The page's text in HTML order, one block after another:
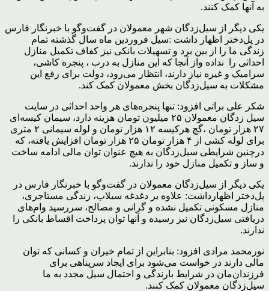
به آنها کمک کنند.
یکی دیگر از سیل‌زدگان شهر معمولان در گفت‌وگو با خبرنگار فارس
در پل‌دختر اظهار داشت :سیل فروردین ماه سال گذشته تمام
زندگی ما را از بین برد و تسهیلات بانکی نیز کفاف تکمیل منازل
احداثی را نداده واز آنجا که این منازل به درب ، پنجره کاشی،
سرامیک و غیره نیاز دارند، انتظار می‌رود، دولت برای رفع این
مشکلات به سیل‌زدگان بخش معمولان کمک کند.
شکر علی براتی افزود: تنها پنجره‌های هر واحد احداثی در سایت
سیل زدگان معمولان ۲۵ میلیون تومان هزینه دارد، سیمان کیسه‌ای
۲۷ هزار تومان ،گچ هرکیسه ۱۲ هزار تومان و لوله سیمانی ۲ متری
برای لوله کشی از ۴ هزار تومان ۲۵ هزار تومان افزایش یافته، که
درچنین شرایطی سیل‌زدگان به هیچ عنوان توان مالی ادامه ساخت
و ساز و تکمیل منازل خود را ندارند.
یکی دیگر از سیل‌زدگان معمولان در گفت‌وگو با خبرنگار فارس در
پل‌دختر اظهارداشت: علاوه بر دغدغه سیلاب، زندگی مستاجری،
منازل مسکونی تکمیل نشده و گرانی و مصالح، سررسید وام‌های
دریافتی سیل‌زدگان نیز رسیده و آنها توان پرداخت اقساط بانکی را
ندارند.
نورمحمد مرادی افزود: بنابراین از تمام خیران و کسانی که توان
مالی دارند در خواست می‌شود برای ایجاد سرپناهی برای
فرزندان‌مان در شرایط بارندگی و احتمال سیل مجدد به ما
سیل‌زدگان معمولان کمک کنند.